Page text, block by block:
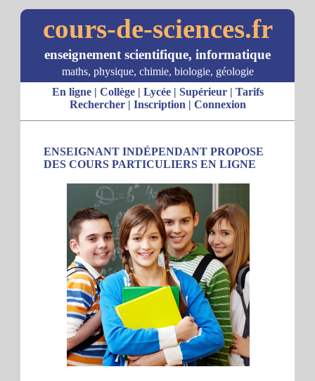
cours-de-sciences.fr
enseignement scientifique, informatique
maths, physique, chimie, biologie, géologie
En ligne| Collège| Lycée| Supérieur| Tarifs
Rechercher| Inscription | Connexion
ENSEIGNANT INDÉPENDANT PROPOSE
DES COURS PARTICULIERS EN LIGNE